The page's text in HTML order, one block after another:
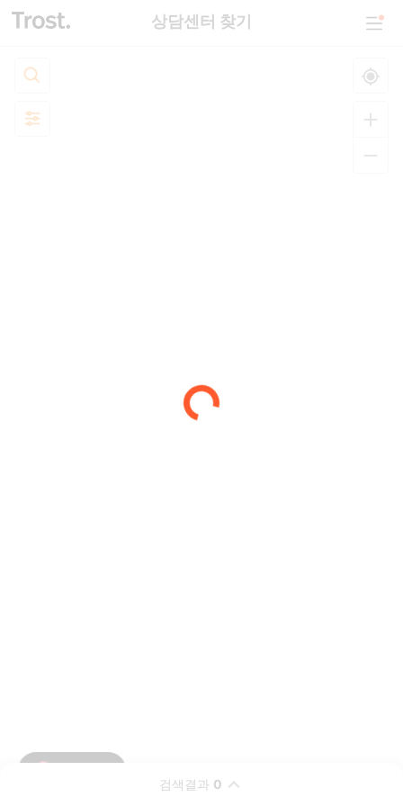
상담센터 찾기
검색결과 0